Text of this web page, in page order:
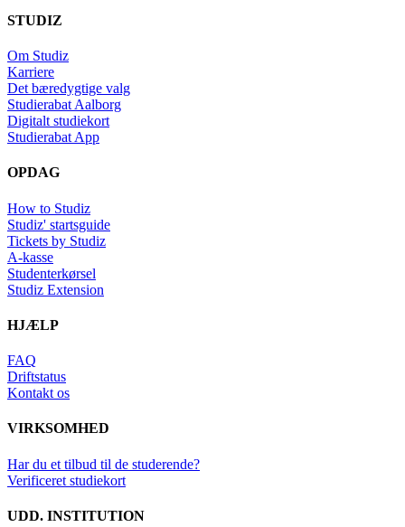
STUDIZ
Om Studiz
Karriere
Det bæredygtige valg
Studierabat Aalborg
Digitalt studiekort
Studierabat App
OPDAG
How to Studiz
Studiz' startsguide
Tickets by Studiz
A-kasse
Studenterkørsel
Studiz Extension
HJÆLP
FAQ
Driftstatus
Kontakt os
VIRKSOMHED
Har du et tilbud til de studerende?
Verificeret studiekort
UDD. INSTITUTION